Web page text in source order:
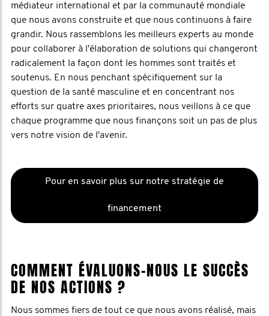
médiateur international et par la communauté mondiale
que nous avons construite et que nous continuons à faire
grandir. Nous rassemblons les meilleurs experts au monde
pour collaborer à l'élaboration de solutions qui changeront
radicalement la façon dont les hommes sont traités et
soutenus. En nous penchant spécifiquement sur la
question de la santé masculine et en concentrant nos
efforts sur quatre axes prioritaires, nous veillons à ce que
chaque programme que nous finançons soit un pas de plus
vers notre vision de l'avenir.
Pour en savoir plus sur notre stratégie de
financement
COMMENT ÉVALUONS-NOUS LE SUCCÈS
DE NOS ACTIONS ?
Nous sommes fiers de tout ce que nous avons réalisé, mais